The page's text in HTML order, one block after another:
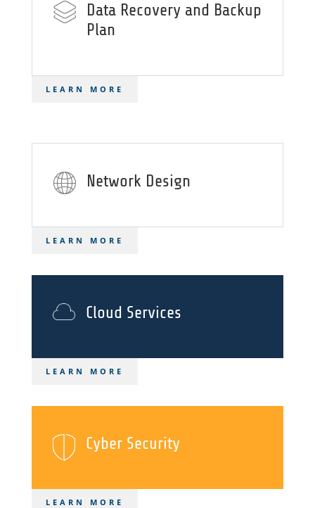
Data Recovery and Backup
Plan
LEARN MORE
Network Design
LEARN MORE
Cloud Services
LEARN MORE
Cyber Security
LEARN MORE